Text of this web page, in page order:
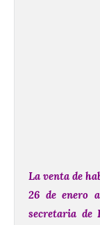
La venta de
26 de enero
secretaria de